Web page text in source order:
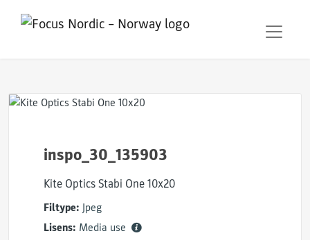
inspo_30_135903
Kite Optics Stabi One 10x20
Filtype: Jpeg
Lisens: Media use